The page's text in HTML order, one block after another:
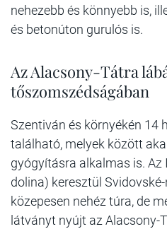
nehezebb és könnyebb is,
és betonúton gurulós is.
Az Alacsony-Tátra
tőszomszédságában
Szentiván és környékén 14
található, melyek között
gyógyításra alkalmas is.
dolina) keresztül
közepesen nehéz túra, de
látványt nyújt az Alacsony-